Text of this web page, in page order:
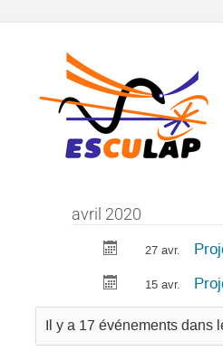
avril 2020
27 avr.
15 avr.
Il y a 17 événements dans